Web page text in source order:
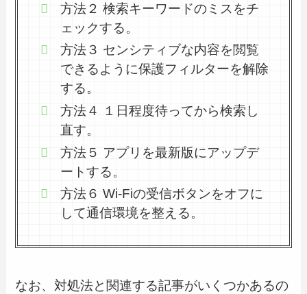
方法２ 検索キーワードのミスをチ
ェックする。
方法３ センシティブな内容を閲覧
できるように保護フィルターを解除
する。
方法４ １日程度待ってから検索し
直す。
方法５ アプリを最新版にアップデ
ートする。
方法６ Wi-Fiの受信ボタンをオフに
して通信環境を整える。
なお、対処法と関連する記事がいくつかあるの